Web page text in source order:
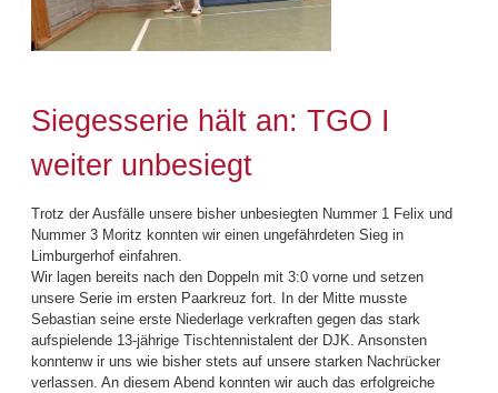
Siegesserie hält an: TGO I
weiter unbesiegt
Trotz der Ausfälle unsere bisher unbesiegten Nummer 1 Felix und
Nummer 3 Moritz konnten wir einen ungefährdeten Sieg in
Limburgerhof einfahren.
Wir lagen bereits nach den Doppeln mit 3:0 vorne und setzen
unsere Serie im ersten Paarkreuz fort. In der Mitte musste
Sebastian seine erste Niederlage verkraften gegen das stark
aufspielende 13-jährige Tischtennistalent der DJK. Ansonsten
konntenw ir uns wie bisher stets auf unsere starken Nachrücker
verlassen. An diesem Abend konnten wir auch das erfolgreiche